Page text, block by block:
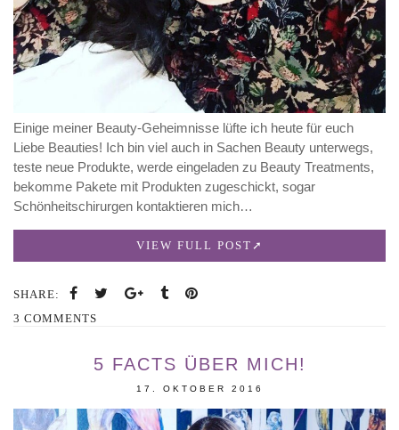
Einige meiner Beauty-Geheimnisse lüfte ich heute für euch
Liebe Beauties! Ich bin viel auch in Sachen Beauty unterwegs,
teste neue Produkte, werde eingeladen zu Beauty Treatments,
bekomme Pakete mit Produkten zugeschickt, sogar
Schönheitschirurgen kontaktieren mich…
VIEW FULL POST
SHARE:
3 COMMENTS
5 FACTS ÜBER MICH!
17. OKTOBER 2016